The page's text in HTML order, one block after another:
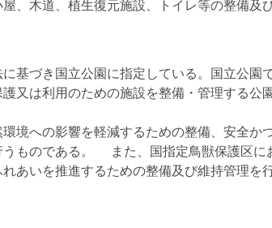
、木道、植生復元施設、トイレ等の整備及
基づき国立公園に指定している。国立公園
又は利用のための施設を整備・管理する公
境への影響を軽減するための整備、安全か
ものである。 また、国指定鳥獣保護区に
あいを推進するための整備及び維持管理を